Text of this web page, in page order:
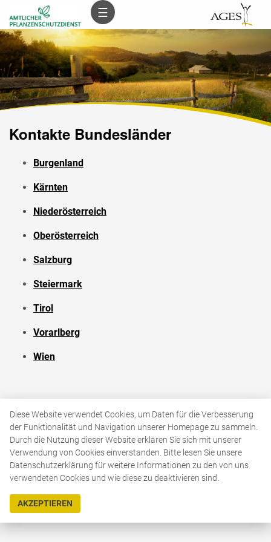
Accesskey
0)
Hauptnavigation
Accesskey
1)
Subnavigation
Accesskey
2)
Accesskey
3)
☰
Kontakte Bundesländer
Burgenland
Kärnten
Niederösterreich
Oberösterreich
Salzburg
Steiermark
Tirol
Vorarlberg
Wien
© AGES
Diese Website verwendet Cookies, um Daten für die Verbesserung
der Funktionalität und Navigation unserer Homepage zu sammeln.
Durch die Nutzung dieser Website erklären Sie sich mit unserer
Verwendung von Cookies einverstanden. Bitte lesen Sie unsere
Datenschutzerklärung für weitere Informationen zu den von uns
verwendeten Cookies und wie diese zu deaktivieren sind.
AKZEPTIEREN